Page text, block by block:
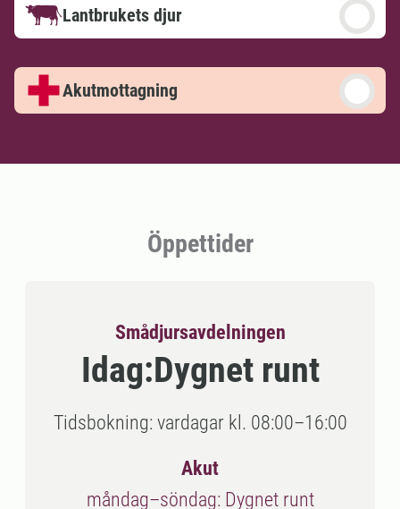
Lantbrukets djur
Akutmottagning
Öppettider
Smådjursavdelningen
Idag:Dygnet runt
Tidsbokning: vardagar kl. 08:00–16:00
Akut
måndag–söndag: Dygnet runt